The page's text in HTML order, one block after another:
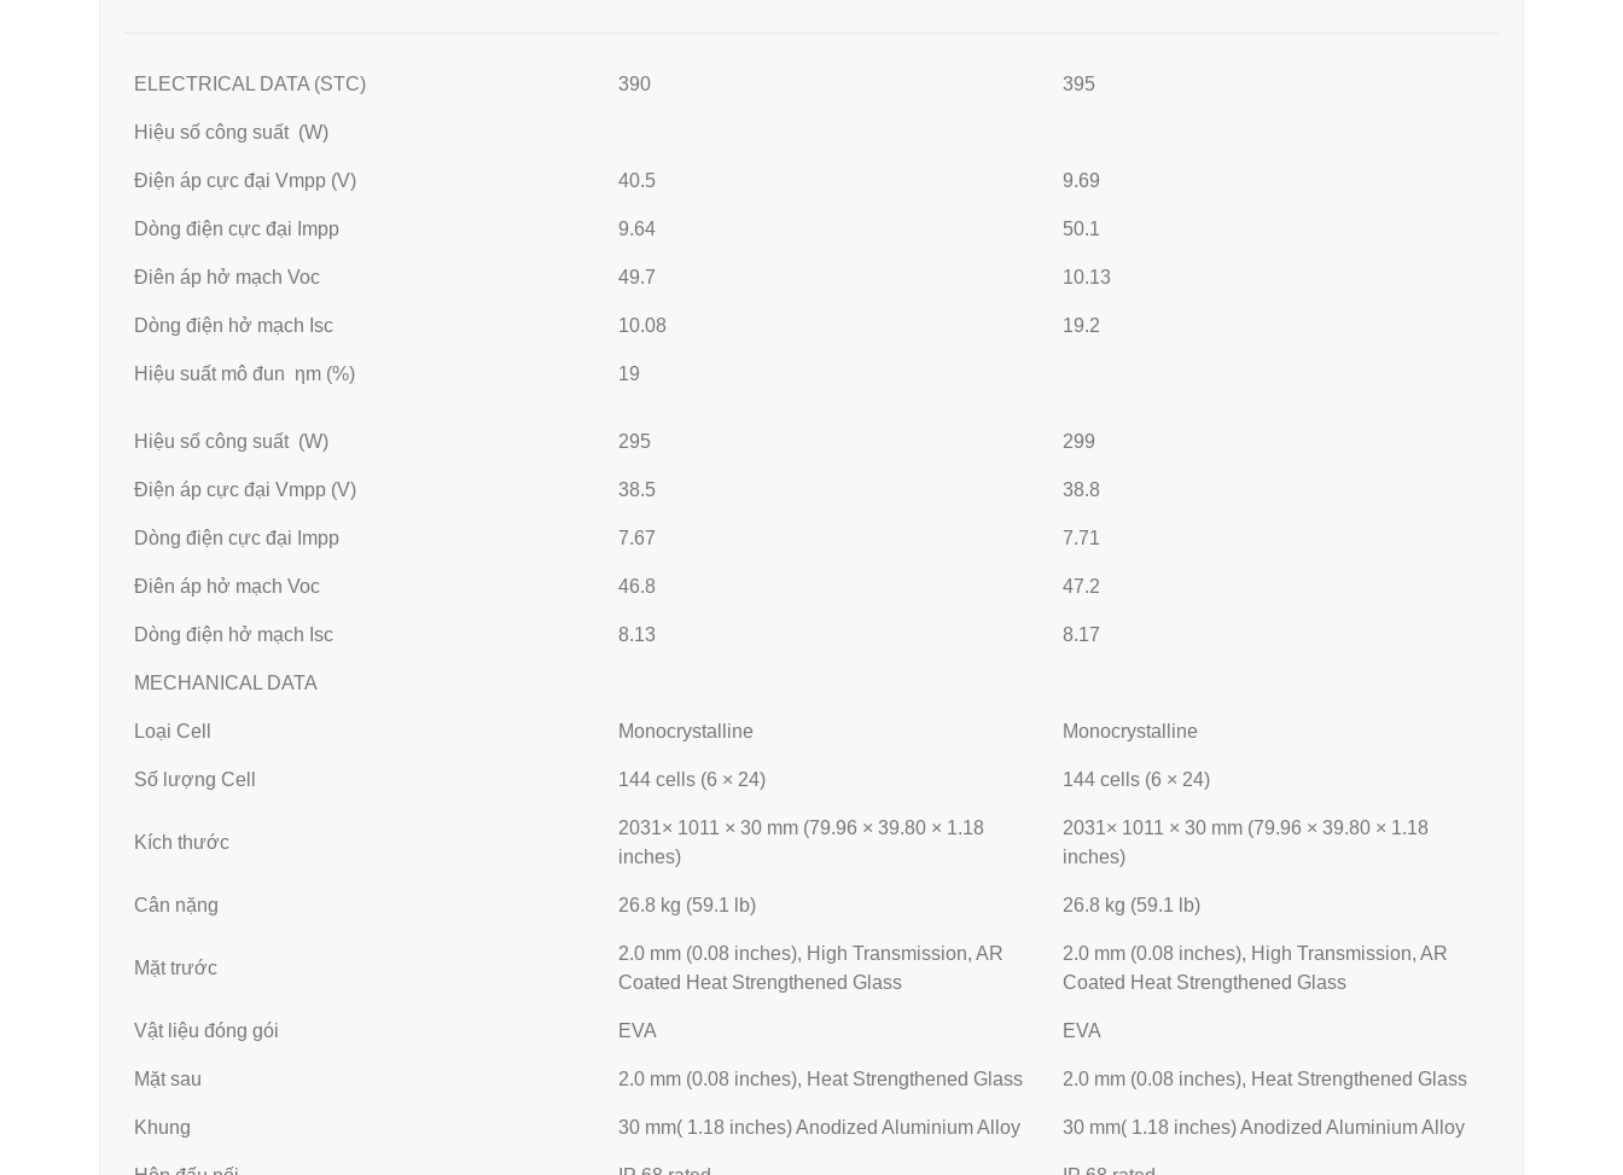
ELECTRICAL DATA (STC) 390 395
Hiệu số công suất (W)
Điện áp cực đại Vmpp (V) 40.5 9.69
Dòng điện cực đại Impp 9.64 50.1
Điên áp hở mạch Voc 49.7 10.13
Dòng điện hở mạch Isc 10.08 19.2
Hiệu suất mô đun ηm (%) 19
Hiệu số công suất (W) 295 299
Điện áp cực đại Vmpp (V) 38.5 38.8
Dòng điện cực đại Impp 7.67 7.71
Điên áp hở mạch Voc 46.8 47.2
Dòng điện hở mạch Isc 8.13 8.17
MECHANICAL DATA
Loại Cell Monocrystalline Monocrystalline
Số lượng Cell 144 cells (6 × 24) 144 cells (6 × 24)
Kích thước
2031× 1011 × 30 mm (79.96 × 39.80 × 1.18
inches)
2031× 1011 × 30 mm (79.96 × 39.80 × 1.18
inches)
Cân nặng 26.8 kg (59.1 lb) 26.8 kg (59.1 lb)
Mặt trước
2.0 mm (0.08 inches), High Transmission, AR
Coated Heat Strengthened Glass
2.0 mm (0.08 inches), High Transmission, AR
Coated Heat Strengthened Glass
Vật liệu đóng gói EVA EVA
Mặt sau 2.0 mm (0.08 inches), Heat Strengthened Glass 2.0 mm (0.08 inches), Heat Strengthened Glass
Khung 30 mm( 1.18 inches) Anodized Aluminium Alloy 30 mm( 1.18 inches) Anodized Aluminium Alloy